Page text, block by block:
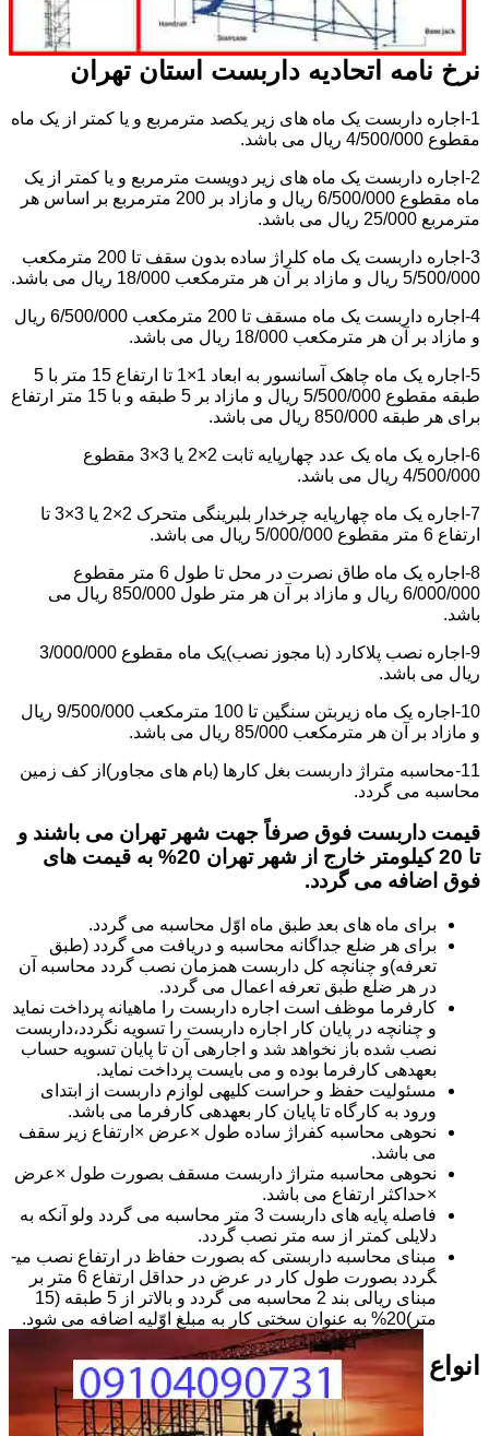
نرخ نامه اتحادیه داربست استان تهران
1-اجاره داربست یک ماه های زیر یکصد مترمربع و یا کمتر از یک ماه
مقطوع 4/500/000 ریال می باشد.
2-اجاره داربست یک ماه های زیر دویست مترمربع و یا کمتر از یک
ماه مقطوع 6/500/000 ریال و مازاد بر 200 مترمربع بر اساس هر
مترمربع 25/000 ریال می باشد.
3-اجاره داربست یک ماه کلراژ ساده بدون سقف تا 200 مترمکعب
5/500/000 ریال و مازاد بر آن هر مترمکعب 18/000 ریال می باشد.
4-اجاره داربست یک ماه مسقف تا 200 مترمکعب 6/500/000 ریال
و مازاد بر آن هر مترمکعب 18/000 ریال می باشد.
5-اجاره یک ماه چاهک آسانسور به ابعاد 1×1 تا ارتفاع 15 متر با 5
طبقه مقطوع 5/500/000 ریال و مازاد بر 5 طبقه و با 15 متر ارتفاع
برای هر طبقه 850/000 ریال می باشد.
6-اجاره یک ماه یک عدد چهارپایه ثابت 2×2 یا 3×3 مقطوع
4/500/000 ریال می باشد.
7-اجاره یک ماه چهارپایه چرخدار بلبرینگی متحرک 2×2 یا 3×3 تا
ارتفاع 6 متر مقطوع 5/000/000 ریال می باشد.
8-اجاره یک ماه طاق نصرت در محل تا طول 6 متر مقطوع
6/000/000 ریال و مازاد بر آن هر متر طول 850/000 ریال می
باشد.
9-اجاره نصب پلاکارد (با مجوز نصب)یک ماه مقطوع 3/000/000
ریال می باشد.
10-اجاره یک ماه زیربتن سنگین تا 100 مترمکعب 9/500/000 ریال
و مازاد بر آن هر مترمکعب 85/000 ریال می باشد.
11-محاسبه متراژ داربست بغل کارها (بام های مجاور)از کف زمین
محاسبه می گردد.
قیمت داربست فوق صرفاً جهت شهر تهران می باشند و
تا 20 کیلومتر خارج از شهر تهران 20% به قیمت های
فوق اضافه می گردد.
برای ماه های بعد طبق ماه اوّل محاسبه می گردد.
برای هر ضلع جداگانه محاسبه و دریافت می گردد (طبق
تعرفه)و چنانچه کل داربست همزمان نصب گردد محاسبه آن
در هر ضلع طبق تعرفه اعمال می گردد.
کارفرما موظف است اجاره داربست را ماهیانه پرداخت نماید
و چنانچه در پایان کار اجاره داربست را تسویه نگردد،داربست
نصب شده باز نخواهد شد و اجاره­ی آن تا پایان تسویه حساب
بعهده­ی کارفرما بوده و می بایست پرداخت نماید.
مسئولیت حفظ و حراست کلیه­ی لوازم داربست از ابتدای
ورود به کارگاه تا پایان کار بعهده­ی کارفرما می باشد.
نحوه­ی محاسبه کفراژ ساده طول ×عرض ×ارتفاع زیر سقف
می باشد.
نحوه­ی محاسبه متراژ داربست مسقف بصورت طول ×عرض
×حداکثر ارتفاع می باشد.
فاصله پایه های داربست 3 متر محاسبه می گردد ولو آنکه به
دلایلی کمتر از سه متر نصب گردد.
مبنای محاسبه داربستی که بصورت حفاظ در ارتفاع نصب می­
گردد بصورت طول کار در عرض در حداقل ارتفاع 6 متر بر
مبنای ریالی بند 2 محاسبه می گردد و بالاتر از 5 طبقه (15
متر)20% به عنوان سختی کار به مبلغ اوّلیه اضافه می شود.
انواع